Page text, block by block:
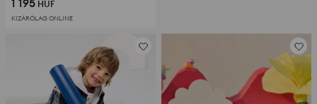
HUF
KIZÁRÓLAG ONLINE